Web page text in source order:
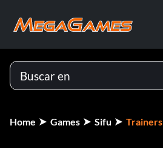
Home Games Sifu Trainers